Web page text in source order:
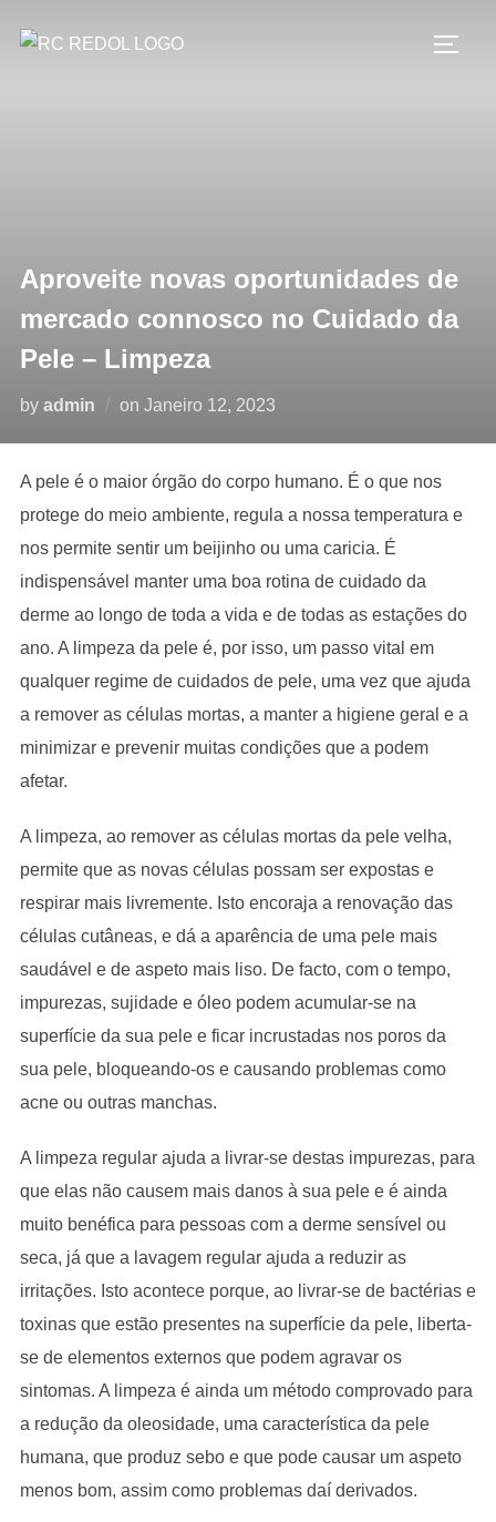
Aproveite novas oportunidades de
mercado connosco no Cuidado da
Pele – Limpeza
by admin on Janeiro 12, 2023
A pele é o maior órgão do corpo humano. É o que nos
protege do meio ambiente, regula a nossa temperatura e
nos permite sentir um beijinho ou uma caricia. É
indispensável manter uma boa rotina de cuidado da
derme ao longo de toda a vida e de todas as estações do
ano. A limpeza da pele é, por isso, um passo vital em
qualquer regime de cuidados de pele, uma vez que ajuda
a remover as células mortas, a manter a higiene geral e a
minimizar e prevenir muitas condições que a podem
afetar.
A limpeza, ao remover as células mortas da pele velha,
permite que as novas células possam ser expostas e
respirar mais livremente. Isto encoraja a renovação das
células cutâneas, e dá a aparência de uma pele mais
saudável e de aspeto mais liso. De facto, com o tempo,
impurezas, sujidade e óleo podem acumular-se na
superfície da sua pele e ficar incrustadas nos poros da
sua pele, bloqueando-os e causando problemas como
acne ou outras manchas.
A limpeza regular ajuda a livrar-se destas impurezas, para
que elas não causem mais danos à sua pele e é ainda
muito benéfica para pessoas com a derme sensível ou
seca, já que a lavagem regular ajuda a reduzir as
irritações. Isto acontece porque, ao livrar-se de bactérias e
toxinas que estão presentes na superfície da pele, liberta-
se de elementos externos que podem agravar os
sintomas. A limpeza é ainda um método comprovado para
a redução da oleosidade, uma característica da pele
humana, que produz sebo e que pode causar um aspeto
menos bom, assim como problemas daí derivados.